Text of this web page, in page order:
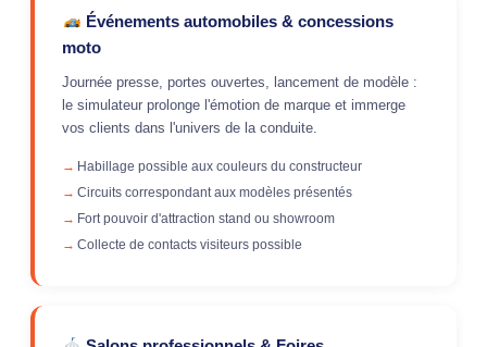
Événements automobiles & concessions
moto
Journée presse, portes ouvertes, lancement de modèle :
le simulateur prolonge l'émotion de marque et immerge
vos clients dans l'univers de la conduite.
Habillage possible aux couleurs du constructeur
Circuits correspondant aux modèles présentés
Fort pouvoir d'attraction stand ou showroom
Collecte de contacts visiteurs possible